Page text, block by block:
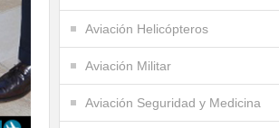
Aviación Helicópteros
Aviación Militar
Aviación Seguridad y Medicina